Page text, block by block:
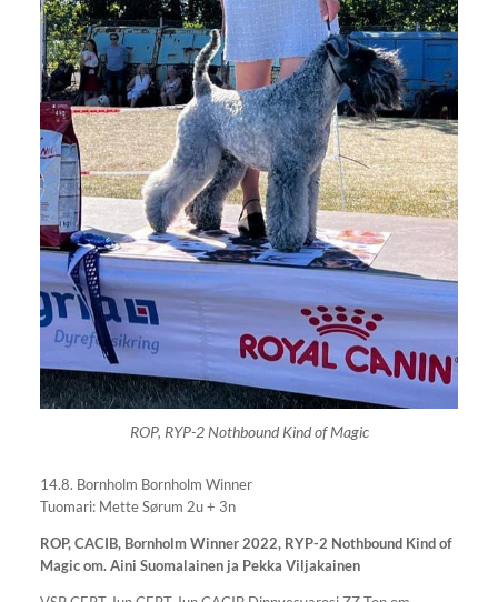
ROP, RYP-2 Nothbound Kind of Magic
14.8. Bornholm Bornholm Winner
Tuomari: Mette Sørum 2u + 3n
ROP, CACIB, Bornholm Winner 2022, RYP-2 Nothbound Kind of
Magic om. Aini Suomalainen ja Pekka Viljakainen